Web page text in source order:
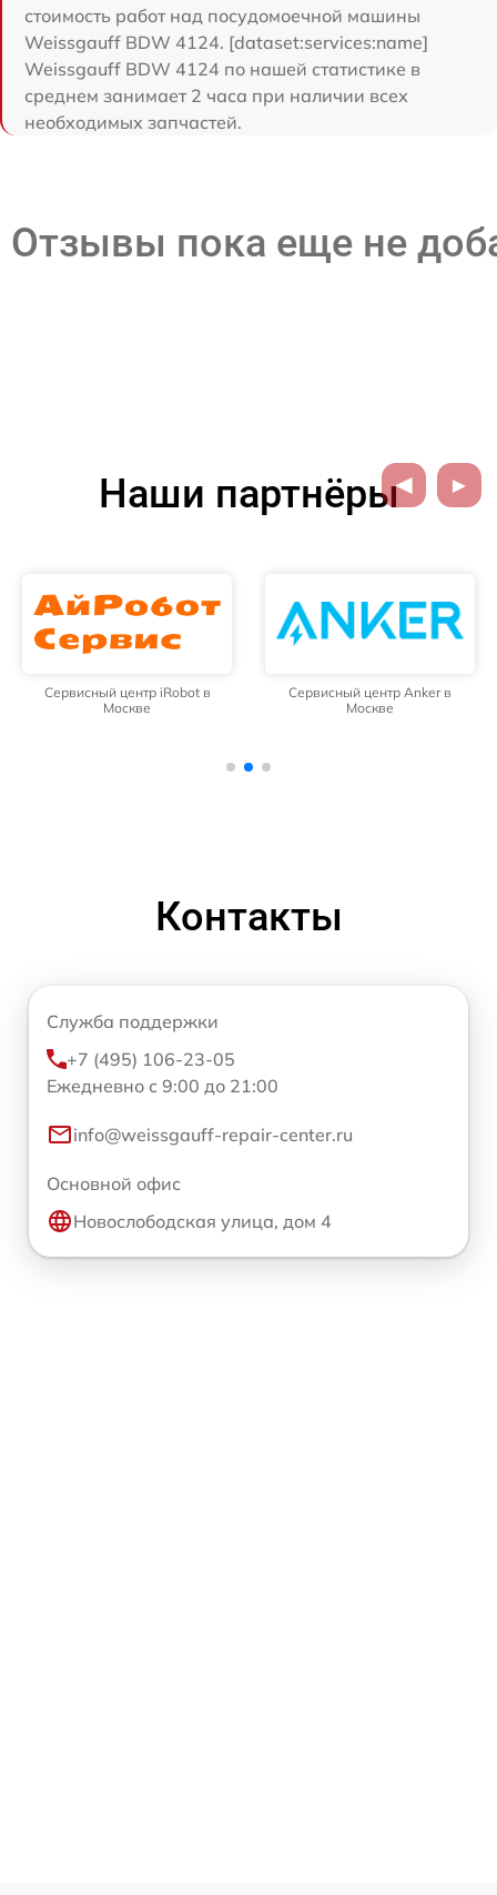
стоимость работ над посудомоечной машины
Weissgauff BDW 4124. [dataset:services:name]
Weissgauff BDW 4124 по нашей статистике в
среднем занимает 2 часа при наличии всех
необходимых запчастей.
Отзывы пока еще не
Наши партнёры
Сервисный центр iRobot в
Москве
Сервисный центр Anker в
Москве
Контакты
Служба поддержки
+7 (495) 106-23-05
Ежедневно с 9:00 до 21:00
info@weissgauff-repair-center.ru
Основной офис
Новослободская улица, дом 4